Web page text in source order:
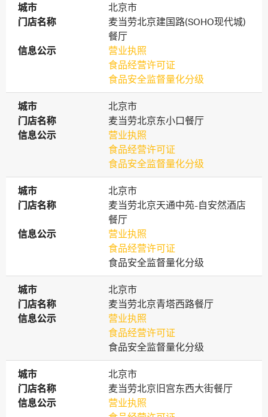
城市
城市
北京市
门店名称
门店名称
麦当劳北京建国路(SOHO现代城)
餐厅
信息公示
信息公示
营业执照
食品经营许可证
食品安全监督量化分级
城市
城市
北京市
门店名称
门店名称
麦当劳北京东小口餐厅
信息公示
信息公示
营业执照
食品经营许可证
食品安全监督量化分级
城市
城市
北京市
门店名称
门店名称
麦当劳北京天通中苑-自安然酒店
餐厅
信息公示
信息公示
营业执照
食品经营许可证
食品安全监督量化分级
城市
城市
北京市
门店名称
门店名称
麦当劳北京青塔西路餐厅
信息公示
信息公示
营业执照
食品经营许可证
食品安全监督量化分级
城市
城市
北京市
门店名称
门店名称
麦当劳北京旧宫东西大街餐厅
信息公示
信息公示
营业执照